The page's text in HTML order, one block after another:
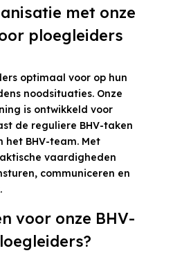
met onze
ploegleiders
optimaal voor op hun
noodsituaties. Onze
is ontwikkeld voor
de reguliere BHV-taken
het BHV-team. Met
vaardigheden
communiceren en
voor onze BHV-